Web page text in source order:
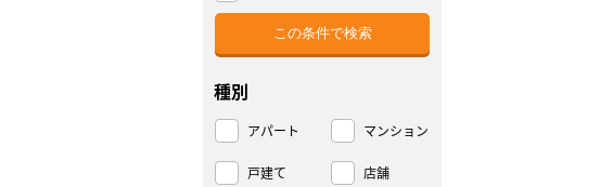
種別
アパート マンション
戸建て 店舗